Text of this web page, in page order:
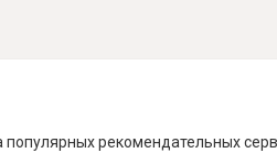
рекомендательных